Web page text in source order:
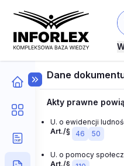
Dane
Akty prawne
U. o ewidencji
Art./§
46 50
U. o pomocy
Art./§